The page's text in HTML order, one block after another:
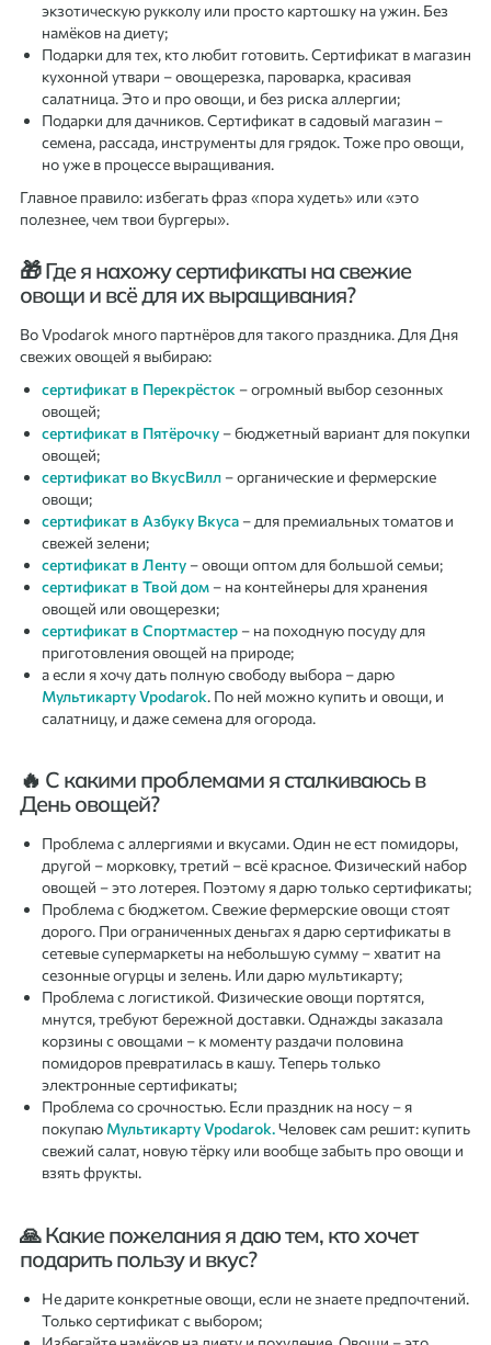
экзотическую рукколу или просто картошку на ужин. Без
намёков на диету;
Подарки для тех, кто любит готовить. Сертификат в магазин
кухонной утвари – овощерезка, пароварка, красивая
салатница. Это и про овощи, и без риска аллергии;
Подарки для дачников. Сертификат в садовый магазин –
семена, рассада, инструменты для грядок. Тоже про овощи,
но уже в процессе выращивания.
Главное правило: избегать фраз «пора худеть» или «это
полезнее, чем твои бургеры».
🎁 Где я нахожу сертификаты на свежие
овощи и всё для их выращивания?
Во Vpodarok много партнёров для такого праздника. Для Дня
свежих овощей я выбираю:
сертификат в Перекрёсток – огромный выбор сезонных
овощей;
сертификат в Пятёрочку – бюджетный вариант для покупки
овощей;
сертификат во ВкусВилл – органические и фермерские
овощи;
сертификат в Азбуку Вкуса – для премиальных томатов и
свежей зелени;
сертификат в Ленту – овощи оптом для большой семьи;
сертификат в Твой дом – на контейнеры для хранения
овощей или овощерезки;
сертификат в Спортмастер – на походную посуду для
приготовления овощей на природе;
а если я хочу дать полную свободу выбора – дарю
Мультикарту Vpodarok. По ней можно купить и овощи, и
салатницу, и даже семена для огорода.
🔥 С какими проблемами я сталкиваюсь в
День овощей?
Проблема с аллергиями и вкусами. Один не ест помидоры,
другой – морковку, третий – всё красное. Физический набор
овощей – это лотерея. Поэтому я дарю только сертификаты;
Проблема с бюджетом. Свежие фермерские овощи стоят
дорого. При ограниченных деньгах я дарю сертификаты в
сетевые супермаркеты на небольшую сумму – хватит на
сезонные огурцы и зелень. Или дарю мультикарту;
Проблема с логистикой. Физические овощи портятся,
мнутся, требуют бережной доставки. Однажды заказала
корзины с овощами – к моменту раздачи половина
помидоров превратилась в кашу. Теперь только
электронные сертификаты;
Проблема со срочностью. Если праздник на носу – я
покупаю Мультикарту Vpodarok.Человек сам решит: купить
свежий салат, новую тёрку или вообще забыть про овощи и
взять фрукты.
🙏 Какие пожелания я даю тем, кто хочет
подарить пользу и вкус?
Не дарите конкретные овощи, если не знаете предпочтений.
Только сертификат с выбором;